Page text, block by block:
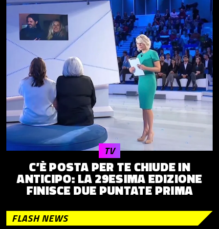
C’È POSTA PER TE CHIUDE IN
ANTICIPO: LA 29ESIMA EDIZIONE
FINISCE DUE PUNTATE PRIMA
TV
FLASH NEWS